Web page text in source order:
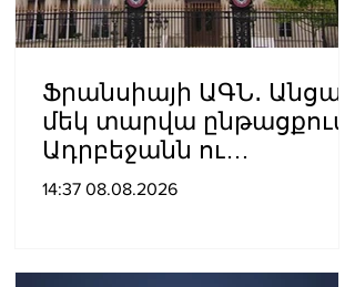
Ֆրանսիայի ԱԳՆ․ Անցած
մեկ տարվա ընթացքում
Ադրբեջանն ու
Հայաստանը
14:37 08.08.2026